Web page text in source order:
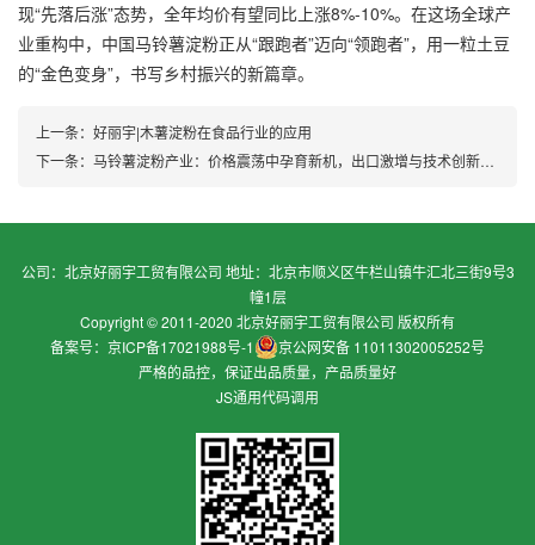
现“先落后涨”态势，全年均价有望同比上涨8%-10%。在这场全球产
业重构中，中国马铃薯淀粉正从“跟跑者”迈向“领跑者”，用一粒土豆
的“金色变身”，书写乡村振兴的新篇章。
上一条： 好丽宇|木薯淀粉在食品行业的应用
下一条： 马铃薯淀粉产业：价格震荡中孕育新机，出口激增与技术创新双轮驱动
公司：北京好丽宇工贸有限公司 地址：北京市顺义区牛栏山镇牛汇北三街9号3
幢1层
Copyright © 2011-2020 北京好丽宇工贸有限公司 版权所有
备案号：京ICP备17021988号-1
京公网安备 11011302005252号
严格的品控，保证出品质量，产品质量好
JS通用代码调用